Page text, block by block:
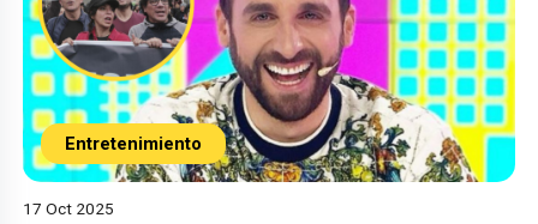
Entretenimiento
17 Oct 2025